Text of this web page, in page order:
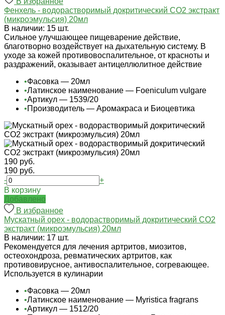
Фенхель - водорастворимый докритический СО2 экстракт
(микроэмульсия) 20мл
В наличии: 15 шт.
Сильное улучшающее пищеварение действие,
благотворно воздействует на дыхательную систему. В
уходе за кожей противовоспалительное, от красноты и
раздражений, оказывает антицеллюлитное действие
•Фасовка — 20мл
•Латинское наименование — Foeniculum vulgare
•Артикул — 1539/20
•Производитель — Аромакраса и Биоцевтика
190 руб.
190 руб.
-
+
В корзину
Добавлено
В избранное
Мускатный орех - водорастворимый докритический СО2
экстракт (микроэмульсия) 20мл
В наличии: 17 шт.
Рекомендуется для лечения артритов, миозитов,
остеохондроза, ревматических артритов, как
противовирусное, антивоспалительное, согревающее.
Используется в кулинарии
•Фасовка — 20мл
•Латинское наименование — Myristica fragrans
•Артикул — 1512/20